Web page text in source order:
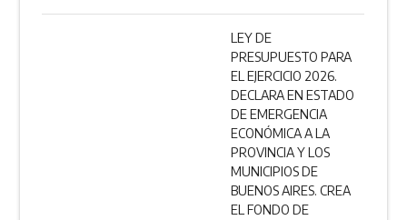
LEY DE
PRESUPUESTO PARA
EL EJERCICIO 2026.
DECLARA EN ESTADO
DE EMERGENCIA
ECONÓMICA A LA
PROVINCIA Y LOS
MUNICIPIOS DE
BUENOS AIRES. CREA
EL FONDO DE